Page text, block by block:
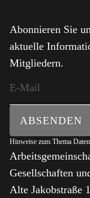
Abonnieren Sie
aktuelle
Mitgliedern.
ABSENDEN
Hinweise zum Thema
Gesellschaften
Alte Jakobstraße